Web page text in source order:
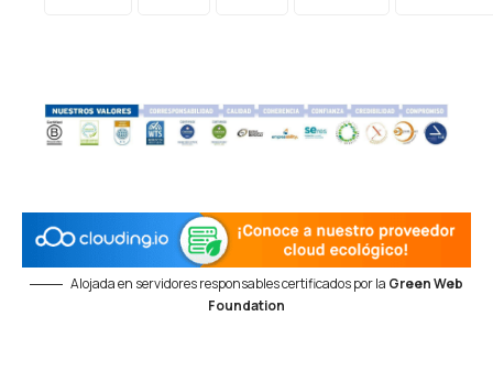
Alojada en servidores responsables certificados por la Green Web
Foundation